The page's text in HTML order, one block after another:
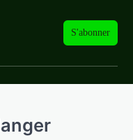
S'abonner